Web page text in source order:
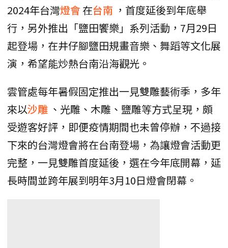
2024年台灣燈會在台南 ，首度延後到年底舉
行，另外推出「鹽田饗樂」系列活動，7月29日
起登場，在井仔腳鹽田規畫音樂、舞蹈等文化展
演，希望能炒熱台南沿海觀光。
雲管處每年暑假固定推出一見雙雕藝術季，多年
來以沙雕 、光雕、木雕、鹽雕等方式呈現，頗
受遊客好評，即便疫情期間也未曾停辦，不過接
下來的台灣燈會將在台南登場，為讓燈會活動更
完整，一見雙雕首度延後，選在今年底開幕，延
長時間並跨年展到明年3月10日燈會閉幕。